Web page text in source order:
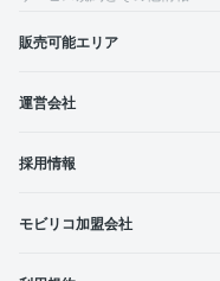
販売可能エリア
運営会社
採用情報
モビリコ加盟会社